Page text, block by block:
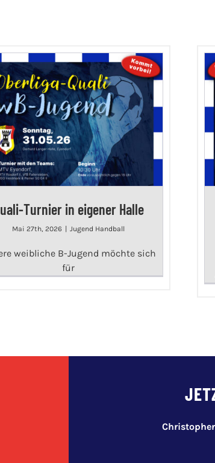
Turnier in eigener Halle
Mai 27th, 2026 Jugend Handball
weibliche B-Jugend möchte sich
für